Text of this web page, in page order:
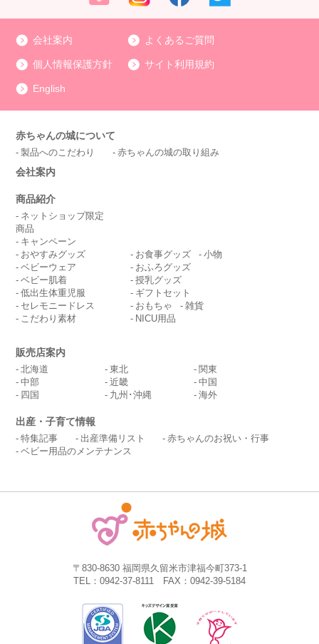
会社案内 よくあるご質問
個人情報保護方針 サイト利用規約
English
赤ちゃんの城について
製品へのこだわり 赤ちゃんの城の取り組み
会社案内
商品紹介
ネットショップ限定
商品
キャンペーン
おやすみグッズ
ベビーウェア
ベビー肌着
低出生体重児服
セレモニードレス
こだわり素材
お食事グッズ
小物
おふろグッズ
授乳グッズ
ギフトセット
おもちゃ
雑貨
NICU用品
販売店案内
北海道 東北
関東
中部
近畿
中国
四国
九州･沖縄 海外
出産・子育て情報
特集記事 出産準備リスト
赤ちゃんのお祝い・行事
ベビー用品のメンテナンス
〒830-8630 福岡県久留米市津福今町373-1
TEL：0942-37-8111 FAX：0942-39-5184